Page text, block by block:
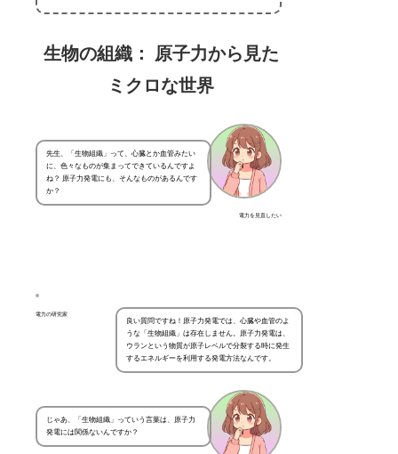
生物の組織： 原子力から見た
ミクロな世界
電力を見直したい
先生、「生物組織」って、心臓とか血管みたい
に、色々なものが集まってできているんですよ
ね？ 原子力発電にも、そんなものがあるんです
か？
電力の研究家
良い質問ですね！原子力発電では、心臓や血管のよ
うな「生物組織」は存在しません。原子力発電は、
ウランという物質が原子レベルで分裂する時に発生
するエネルギーを利用する発電方法なんです。
じゃあ、「生物組織」っていう言葉は、原子力
発電には関係ないんですか？